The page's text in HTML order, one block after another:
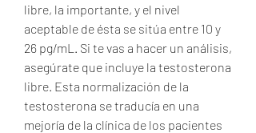
libre, la importante, y el nivel
aceptable de ésta se sitúa entre 10 y
26 pg/mL. Si te vas a hacer un análisis,
asegúrate que incluye la testosterona
libre. Esta normalización de la
testosterona se traducía en una
mejoría de la clínica de los pacientes